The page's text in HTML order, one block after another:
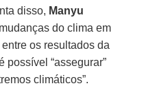
disso, Manyu
do clima em
entre os resultados da
possível “assegurar”
climáticos”.